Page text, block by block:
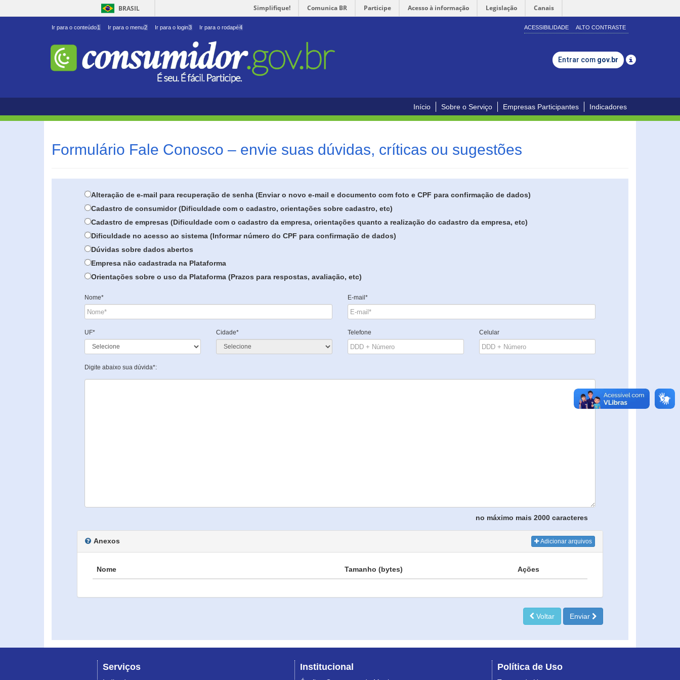
BRASIL Simplifique! Comunica BR Participe Acesso à informação Legislação Canais
Ir para o conteúdo1 Ir para o menu2 Ir para o login3 Ir para o rodapé4 ACESSIBILIDADE ALTO CONTRASTE
Entrar com gov.br
Início Sobre o Serviço Empresas Participantes Indicadores
Formulário Fale Conosco – envie suas dúvidas, críticas ou sugestões
Alteração de e-mail para recuperação de senha (Enviar o novo e-mail e documento com foto e CPF para confirmação de dados)
Cadastro de consumidor (Dificuldade com o cadastro, orientações sobre cadastro, etc)
Cadastro de empresas (Dificuldade com o cadastro da empresa, orientações quanto a realização do cadastro da empresa, etc)
Dificuldade no acesso ao sistema (Informar número do CPF para confirmação de dados)
Dúvidas sobre dados abertos
Empresa não cadastrada na Plataforma
Orientações sobre o uso da Plataforma (Prazos para respostas, avaliação, etc)
Nome* E-mail*
UF* Cidade* Telefone Celular
Digite abaixo sua dúvida*:
no máximo mais 2000 caracteres
Anexos Adicionar arquivos
Nome Tamanho (bytes) Ações
Voltar Enviar
Serviços Institucional Política de Uso